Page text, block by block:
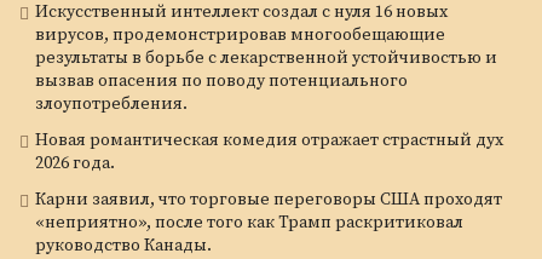
Искусственный интеллект создал с нуля 16 новых
вирусов, продемонстрировав многообещающие
результаты в борьбе с лекарственной устойчивостью и
вызвав опасения по поводу потенциального
злоупотребления.
Новая романтическая комедия отражает страстный дух
2026 года.
Карни заявил, что торговые переговоры США проходят
«неприятно», после того как Трамп раскритиковал
руководство Канады.